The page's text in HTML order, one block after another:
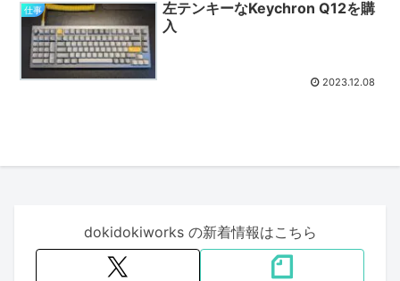
仕事
左テンキーなKeychron Q12を購
入
2023.12.08
dokidokiworks の新着情報はこちら